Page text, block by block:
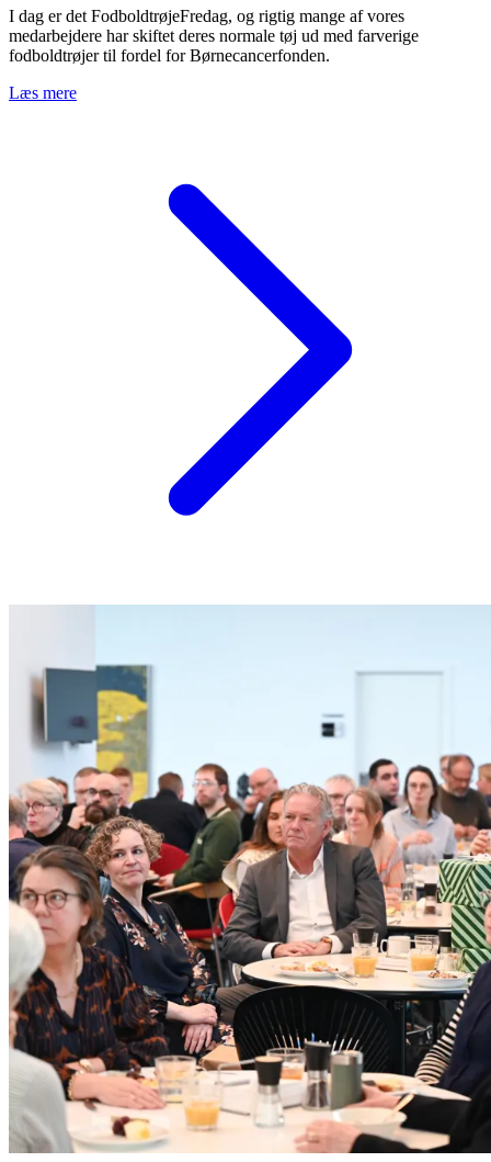
I dag er det FodboldtrøjeFredag, og rigtig mange af vores
medarbejdere har skiftet deres normale tøj ud med farverige
fodboldtrøjer til fordel for Børnecancerfonden.
Læs mere